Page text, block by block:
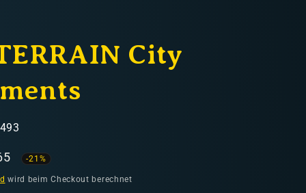
City
-21%
wird beim Checkout berechnet